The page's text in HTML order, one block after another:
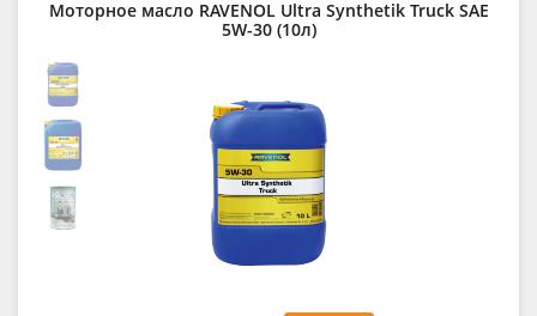
Моторное масло RAVENOL Ultra Synthetik Truck SAE
5W-30 (10л)